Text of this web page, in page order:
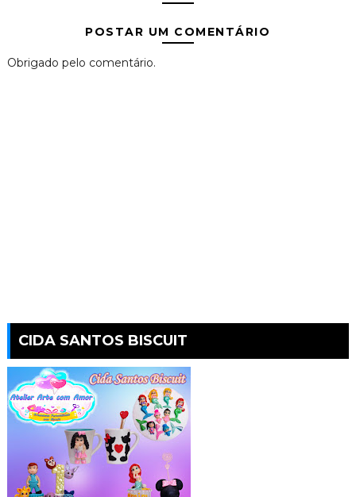
POSTAR UM COMENTÁRIO
Obrigado pelo comentário.
CIDA SANTOS BISCUIT